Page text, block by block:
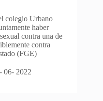
colegio Urbano
haber
contra una de
contra
(FGE)
06- 2022